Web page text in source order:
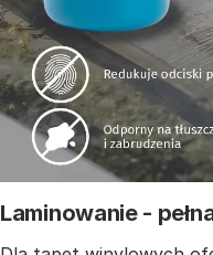
Laminowanie -